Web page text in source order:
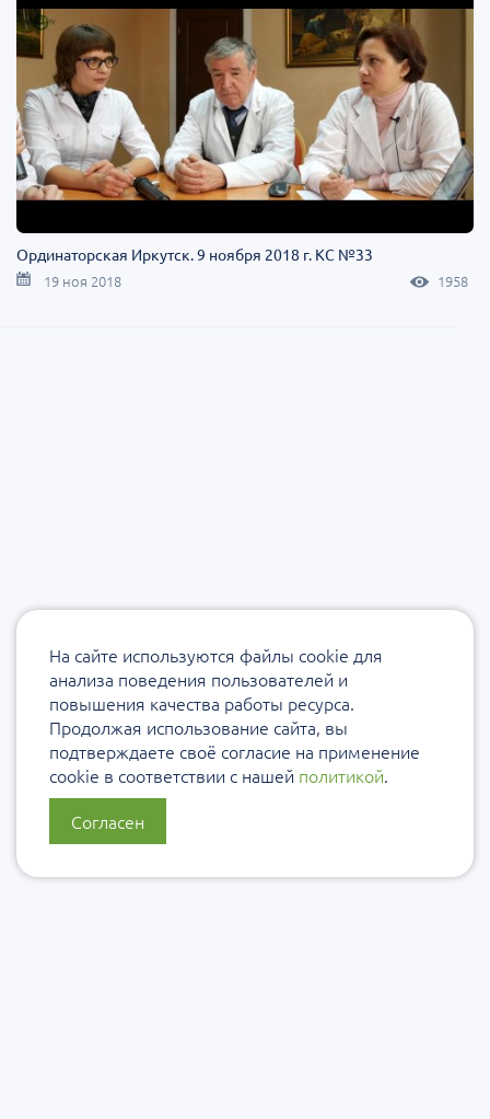
Ординаторская Иркутск. 9 ноября 2018 г. КС №33
19 ноя 2018 1958
На сайте используются файлы cookie для
анализа поведения пользователей и
повышения качества работы ресурса.
Продолжая использование сайта, вы
подтверждаете своё согласие на применение
cookie в соответствии с нашей политикой.
Согласен